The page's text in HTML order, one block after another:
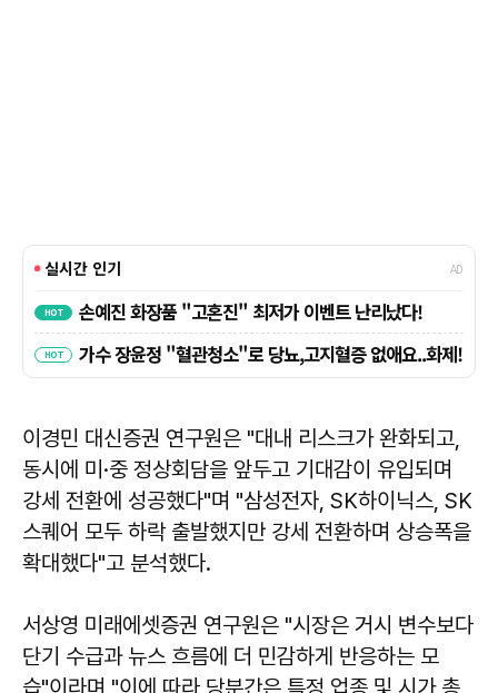
이경민 대신증권 연구원은 "대내 리스크가 완화되고,
동시에 미·중 정상회담을 앞두고 기대감이 유입되며
강세 전환에 성공했다"며 "삼성전자, SK하이닉스, SK
스퀘어 모두 하락 출발했지만 강세 전환하며 상승폭을
확대했다"고 분석했다.
서상영 미래에셋증권 연구원은 "시장은 거시 변수보다
단기 수급과 뉴스 흐름에 더 민감하게 반응하는 모
습"이라며 "이에 따라 당분간은 특정 업종 및 시가 총